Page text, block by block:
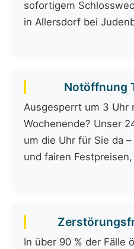
sofortigem
in Allersdorf bei
Notöffnung
Ausgesperrt um 3 Uhr
Wochenende? Unser
um die Uhr für Sie da
und fairen
In über 90 % der Fälle